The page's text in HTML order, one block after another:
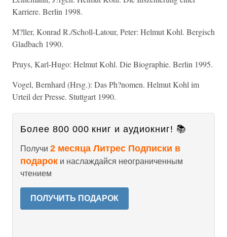
Karriere. Berlin 1998.
M?ller, Konrad R./Scholl-Latour, Peter: Helmut Kohl. Bergisch
Gladbach 1990.
Pruys, Karl-Hugo: Helmut Kohl. Die Biographie. Berlin 1995.
Vogel, Bernhard (Hrsg.): Das Ph?nomen. Helmut Kohl im
Urteil der Presse. Stuttgart 1990.
Более 800 000 книг и аудиокниг! 📚
Получи 2 месяца Литрес Подписки в
подарок и наслаждайся неограниченным
чтением
ПОЛУЧИТЬ ПОДАРОК